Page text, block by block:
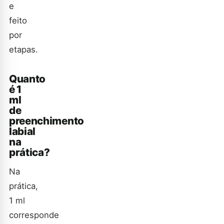
e
feito
por
etapas.
Quanto
é 1
ml
de
preenchimento
labial
na
prática?
Na
prática,
1 ml
corresponde